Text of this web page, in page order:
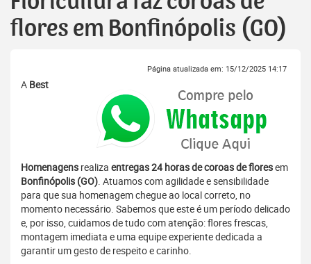
flores em Bonfinópolis (GO)
Página atualizada em: 15/12/2025 14:17
A Best
Homenagens realiza entregas 24 horas de coroas de floresem
Bonfinópolis (GO). Atuamos com agilidade e sensibilidade
para que sua homenagem chegue ao local correto, no
momento necessário. Sabemos que este é um período delicado
e, por isso, cuidamos de tudo com atenção: flores frescas,
montagem imediata e uma equipe experiente dedicada a
garantir um gesto de respeito e carinho.